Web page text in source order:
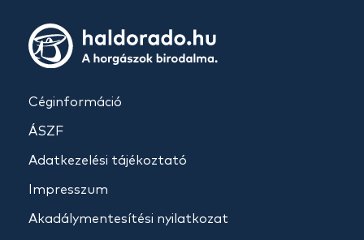
Céginformáció
ÁSZF
Adatkezelési tájékoztató
Impresszum
Akadálymentesítési nyilatkozat